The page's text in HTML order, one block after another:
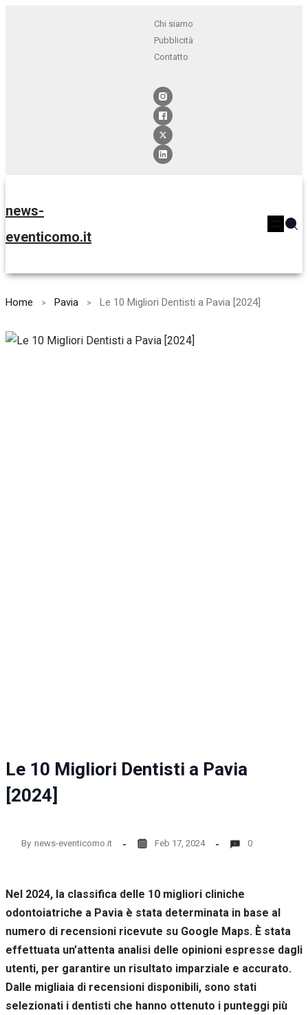
Chi siamo
Pubblicità
Contatto
news-
eventicomo.it
Home Pavia Le 10 Migliori Dentisti a Pavia [2024]
Le 10 Migliori Dentisti a Pavia
[2024]
By news-eventicomo.it Feb 17, 2024 0
Nel 2024, la classifica delle 10 migliori cliniche
odontoiatriche a Pavia è stata determinata in base al
numero di recensioni ricevute su Google Maps. È stata
effettuata un’attenta analisi delle opinioni espresse dagli
utenti, per garantire un risultato imparziale e accurato.
Dalle migliaia di recensioni disponibili, sono stati
selezionati i dentisti che hanno ottenuto i punteggi più